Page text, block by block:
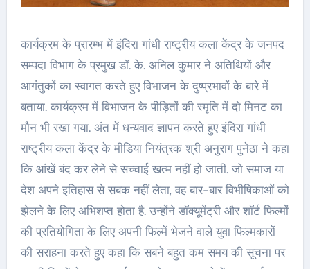
कार्यक्रम के प्रारम्भ में इंदिरा गांधी राष्ट्रीय कला केंद्र के जनपद
सम्पदा विभाग के प्रमुख डॉ. के. अनिल कुमार ने अतिथियों और
आगंतुकों का स्वागत करते हुए विभाजन के दुष्प्रभावों के बारे में
बताया. कार्यक्रम में विभाजन के पीड़ितों की स्मृति में दो मिनट का
मौन भी रखा गया. अंत में धन्यवाद ज्ञापन करते हुए इंदिरा गांधी
राष्ट्रीय कला केंद्र के मीडिया नियंत्रक श्री अनुराग पुनेठा ने कहा
कि आंखें बंद कर लेने से सच्चाई खत्म नहीं हो जाती. जो समाज या
देश अपने इतिहास से सबक नहीं लेता, वह बार-बार विभीषिकाओं को
झेलने के लिए अभिशप्त होता है. उन्होंने डॉक्यूमेंट्री और शॉर्ट फिल्मों
की प्रतियोगिता के लिए अपनी फिल्में भेजने वाले युवा फिल्मकारों
की सराहना करते हुए कहा कि सबने बहुत कम समय की सूचना पर